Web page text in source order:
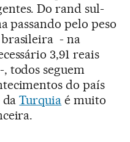
Do rand sul-
passando pelo peso
- na
3,91 reais
todos seguem
do país
daTurquia é muito